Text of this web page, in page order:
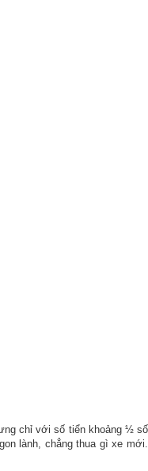
chỉ với số tiển khoảng ½ số
lành, chẳng thua gì xe mới.